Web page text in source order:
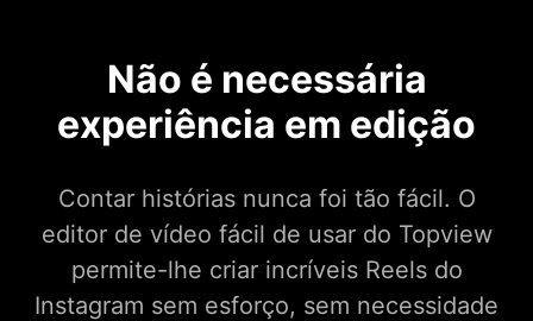
Não é necessária
experiência em edição
Contar histórias nunca foi tão fácil. O
editor de vídeo fácil de usar do Topview
permite-lhe criar incríveis Reels do
Instagram sem esforço, sem necessidade